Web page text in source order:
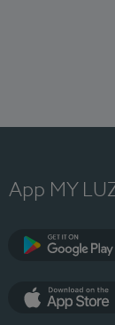
App MY